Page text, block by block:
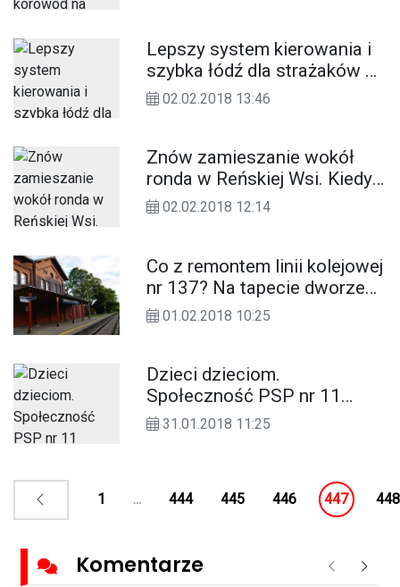
Lepszy system kierowania i
szybka łódź dla strażaków z
Kędzierzyna-Koźla
02.02.2018 13:46
Znów zamieszanie wokół
ronda w Reńskiej Wsi. Kiedy
poznamy wykonawcę
02.02.2018 12:14
Co z remontem linii kolejowej
nr 137? Na tapecie dworzec
w Koźlu i wiadukty w Rogach
01.02.2018 10:25
Dzieci dzieciom.
Społeczność PSP nr 11
zakupiła zabawki i
31.01.2018 11:25
1 ... 444 445 446 447 448
Komentarze Poprzednie